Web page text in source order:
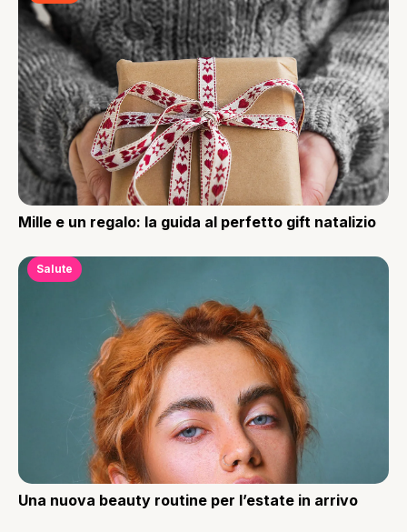
Mille e un regalo: la guida al perfetto gift natalizio
Salute
Una nuova beauty routine per l’estate in arrivo